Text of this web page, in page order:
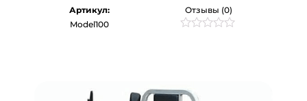
Отзывы (0)
основе
Артикул:
Model100